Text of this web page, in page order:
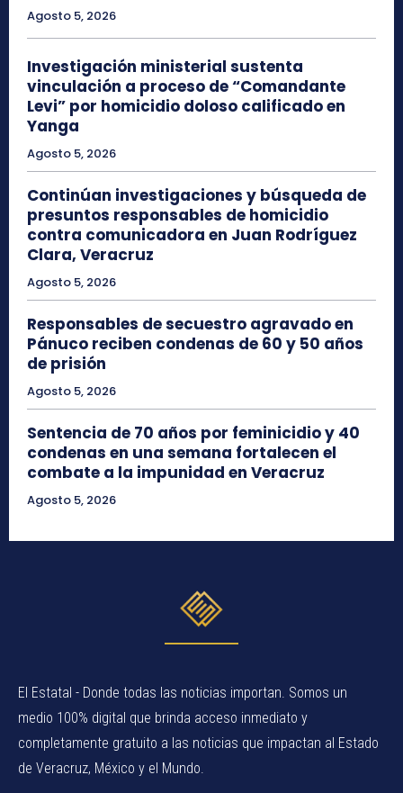
Agosto 5, 2026
Investigación ministerial sustenta
vinculación a proceso de “Comandante
Levi” por homicidio doloso calificado en
Yanga
Agosto 5, 2026
Continúan investigaciones y búsqueda de
presuntos responsables de homicidio
contra comunicadora en Juan Rodríguez
Clara, Veracruz
Agosto 5, 2026
Responsables de secuestro agravado en
Pánuco reciben condenas de 60 y 50 años
de prisión
Agosto 5, 2026
Sentencia de 70 años por feminicidio y 40
condenas en una semana fortalecen el
combate a la impunidad en Veracruz
Agosto 5, 2026
El Estatal - Donde todas las noticias importan. Somos un
medio 100% digital que brinda acceso inmediato y
completamente gratuito a las noticias que impactan al Estado
de Veracruz, México y el Mundo.